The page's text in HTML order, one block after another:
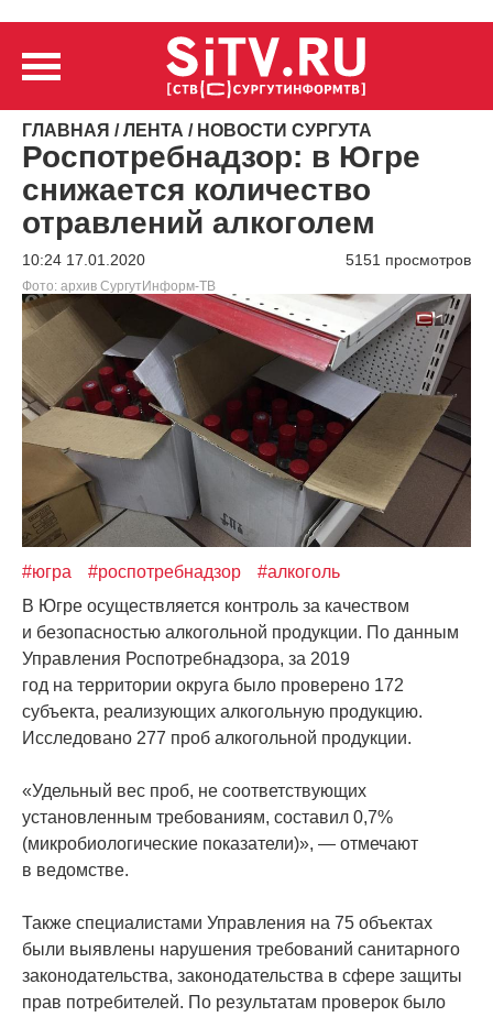
ГЛАВНАЯ /ЛЕНТА / НОВОСТИ СУРГУТА
Роспотребнадзор: в Югре
снижается количество
отравлений алкоголем
10:24 17.01.2020 5151 просмотров
Фото: архив СургутИнформ-ТВ
#югра #роспотребнадзор
#алкоголь
В Югре осуществляется контроль за качеством
и безопасностью алкогольной продукции. По данным
Управления Роспотребнадзора, за 2019
год на территории округа было проверено 172
субъекта, реализующих алкогольную продукцию.
Исследовано 277 проб алкогольной продукции.
«Удельный вес проб, не соответствующих
установленным требованиям, составил 0,7%
(микробиологические показатели)», — отмечают
в ведомстве.
Также специалистами Управления на 75 объектах
были выявлены нарушения требований санитарного
законодательства, законодательства в сфере защиты
прав потребителей. По результатам проверок было